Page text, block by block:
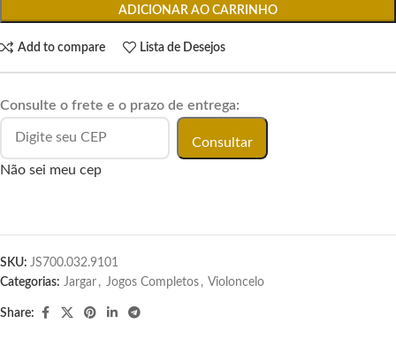
ADICIONAR AO CARRINHO
Add to compare Lista de Desejos
Consulte o frete e o prazo de entrega:
Consultar
Não sei meu cep
SKU: JS700.032.9101
Categorias: Jargar , Jogos Completos , Violoncelo
Share: